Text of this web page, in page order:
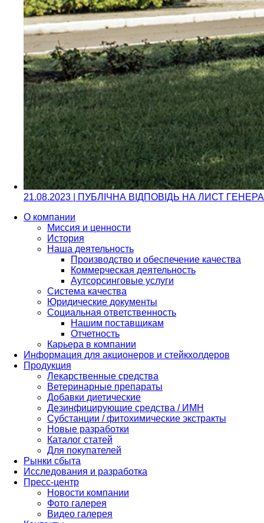
21.08.2023 | ПУБЛІЧНА ВІДПОВІДЬ НА ЛИСТ
О компании
Миссия и ценности
История
Наша деятельность
Производство и обеспечение качества
Коммерческая деятельность
Аутсорсинговые услуги
Система качества
Юридические документы
Социальная ответственность
Нашим поставщикам
Отчетность
Карьера в компании
Информация для акционеров и стейкхолдеров
Продукция
Лекарственные средства
Ветеринарные препараты
Добавки диетические
Дезинфицирующие средства / ИМН
Субстанции / фитохимические экстракты
Новые разработки
Каталог статей
Для покупателей
Рынки сбыта
Исследования и разработка
Пресс-центр
Новости компании
Фото галерея
Видео галерея